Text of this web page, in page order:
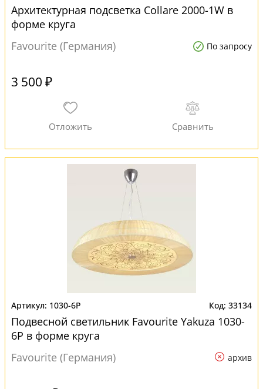
Архитектурная подсветка Collare 2000-1W в
форме круга
Favourite (Германия)
По запросу
3 500 ₽
1030-6P 33134
Подвесной светильник Favourite Yakuza 1030-
6P в форме круга
Favourite (Германия)
архив